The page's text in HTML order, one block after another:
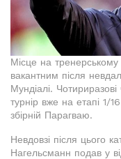
Місце на тренерському
вакантним після
Мундіалі.
турнір вже на етапі 1/
збірній Парагваю.
Невдовзі після цього
Нагельсманн подав у